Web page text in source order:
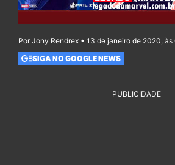
Por Jony Rendrex • 13 de janeiro de 2020,
SIGA NO GOOGLE NEWS
PUBLICIDADE